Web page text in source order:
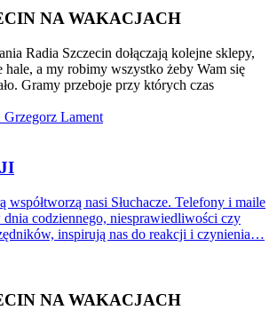
NA WAKACJACH
Radia Szczecin dołączają kolejne sklepy,
a my robimy wszystko żeby Wam się
Gramy przeboje przy których czas
Grzegorz Lament
współtworzą nasi Słuchacze. Telefony i maile
dnia codziennego, niesprawiedliwości czy
inspirują nas do reakcji i czynienia…
NA WAKACJACH